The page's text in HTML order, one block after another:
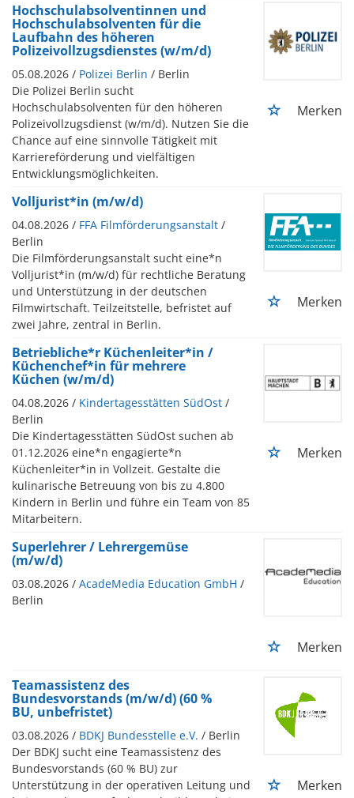
Hochschulabsolventinnen und
Hochschulabsolventen für die
Laufbahn des höheren
Polizeivollzugsdienstes (w/m/d)
05.08.2026 / Polizei Berlin / Berlin
Die Polizei Berlin sucht
Hochschulabsolventen für den höheren
Polizeivollzugsdienst (w/m/d). Nutzen Sie die
Chance auf eine sinnvolle Tätigkeit mit
Karriereförderung und vielfältigen
Entwicklungsmöglichkeiten.
Merken
Volljurist*in (m/w/d)
04.08.2026 / FFA Filmförderungsanstalt /
Berlin
Die Filmförderungsanstalt sucht eine*n
Volljurist*in (m/w/d) für rechtliche Beratung
und Unterstützung in der deutschen
Filmwirtschaft. Teilzeitstelle, befristet auf
zwei Jahre, zentral in Berlin.
Merken
Betriebliche*r Küchenleiter*in /
Küchenchef*in für mehrere
Küchen (w/m/d)
04.08.2026 / Kindertagesstätten SüdOst /
Berlin
Die Kindertagesstätten SüdOst suchen ab
01.12.2026 eine*n engagierte*n
Küchenleiter*in in Vollzeit. Gestalte die
kulinarische Betreuung von bis zu 4.800
Kindern in Berlin und führe ein Team von 85
Mitarbeitern.
Merken
Superlehrer / Lehrergemüse
(m/w/d)
03.08.2026 / AcadeMedia Education GmbH /
Berlin
Merken
Teamassistenz des
Bundesvorstands (m/w/d) (60 %
BU, unbefristet)
03.08.2026 / BDKJ Bundesstelle e.V. / Berlin
Der BDKJ sucht eine Teamassistenz des
Bundesvorstands (60 % BU) zur
Unterstützung in der operativen Leitung und
Merken